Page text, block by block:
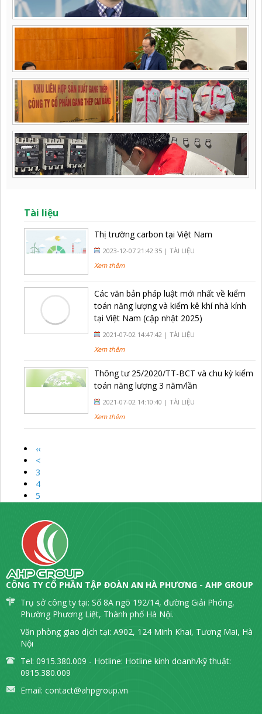
Tài liệu
Thị trường carbon tại Việt Nam
2023-12-07 21:42:35 | TÀI LIỆU
Xem thêm
Các văn bản pháp luật mới nhất về kiểm
toán năng lượng và kiểm kê khí nhà kính
tại Việt Nam (cập nhật 2025)
2021-07-02 14:47:42 | TÀI LIỆU
Xem thêm
Thông tư 25/2020/TT-BCT và chu kỳ kiểm
toán năng lượng 3 năm/lần
2021-07-02 14:10:40 | TÀI LIỆU
Xem thêm
‹‹
<
3
4
5
CÔNG TY CỔ PHẦN TẬP ĐOÀN AN HÀ PHƯƠNG - AHP GROUP
Trụ sở công ty tại: Số 8A ngõ 192/14, đường Giải Phóng,
Phường Phương Liệt, Thành phố Hà Nội.
Văn phòng giao dịch tại: A902, 124 Minh Khai, Tương Mai, Hà
Nội
Tel: 0915.380.009 - Hotline: Hotline kinh doanh/kỹ thuật:
0915.380.009
Email: contact@ahpgroup.vn